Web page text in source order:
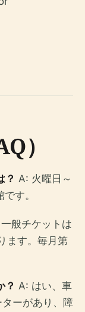
）
？ A: 火曜日～
す。
般チケットは
ます。毎月第
？ A: はい、車
ーがあり、障